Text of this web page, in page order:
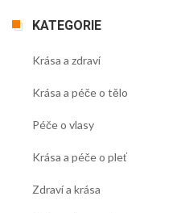
KATEGORIE
Krása a zdraví
Krása a péče o tělo
Péče o vlasy
Krása a péče o pleť
Zdraví a krása